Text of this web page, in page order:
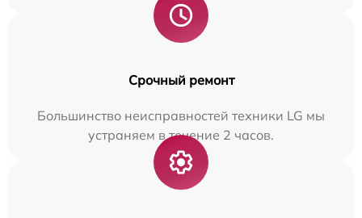
Срочный ремонт
Большинство неисправностей техники LG мы
устраняем в течение 2 часов.